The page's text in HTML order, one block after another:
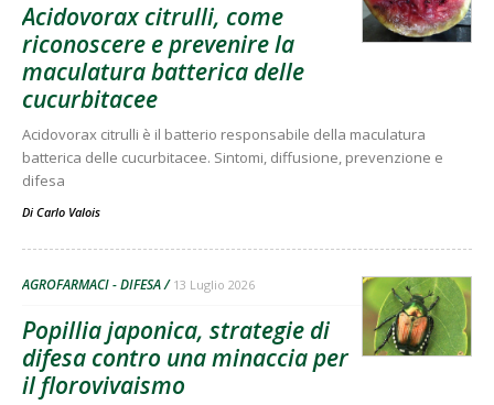
Acidovorax citrulli, come
riconoscere e prevenire la
maculatura batterica delle
cucurbitacee
Acidovorax citrulli è il batterio responsabile della maculatura
batterica delle cucurbitacee. Sintomi, diffusione, prevenzione e
difesa
Di Carlo Valois
AGROFARMACI - DIFESA 13 Luglio 2026
Popillia japonica, strategie di
difesa contro una minaccia per
il florovivaismo